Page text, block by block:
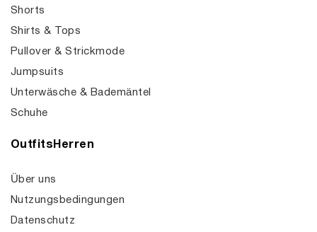
Shorts
Shirts & Tops
Pullover & Strickmode
Jumpsuits
Unterwäsche & Bademäntel
Schuhe
OutfitsHerren
Über uns
Nutzungsbedingungen
Datenschutz